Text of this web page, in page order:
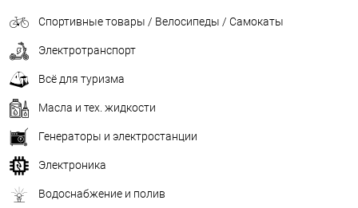
Спортивные товары / Велосипеды / Самокаты
Электротранспорт
Всё для туризма
Масла и тех. жидкости
Генераторы и электростанции
Электроника
Водоснабжение и полив